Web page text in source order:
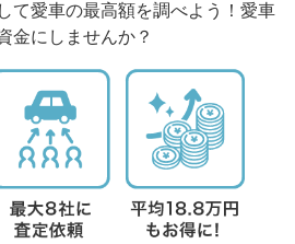
て愛車の最高額を調べよう！愛車
金にしませんか？